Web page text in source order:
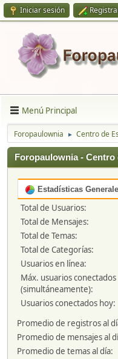
Iniciar sesión
Menú Principal
Foropaulownia ► Centro de
Foropaulownia -
Estadísticas
Total de Usuarios:
Total de Mensajes:
Total de Temas:
Total de Categorías:
Usuarios en línea:
Máx. usuarios conectados
(simultáneamente):
Usuarios conectados hoy:
Promedio de registros al
Promedio de mensajes al
Promedio de temas al día: